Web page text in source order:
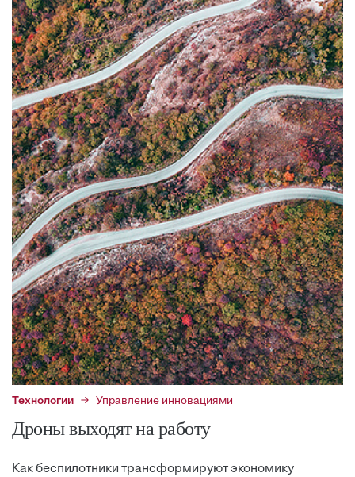
Технологии Управление инновациями
Дроны выходят на работу
Как беспилотники трансформируют экономику